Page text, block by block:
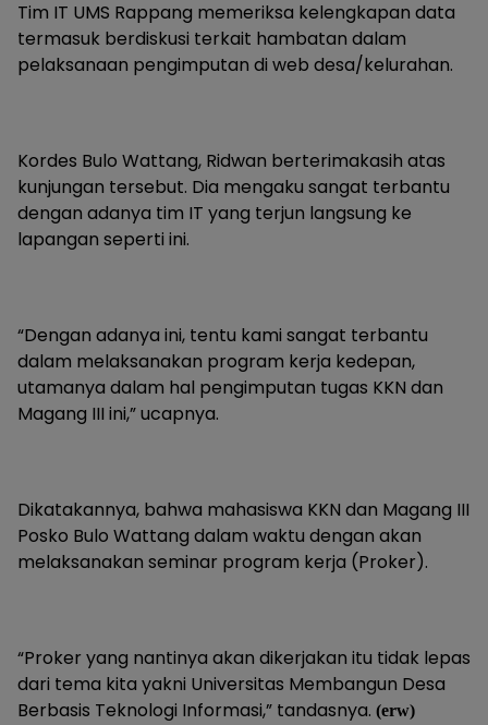
Tim IT UMS Rappang memeriksa kelengkapan data
termasuk berdiskusi terkait hambatan dalam
pelaksanaan pengimputan di web desa/kelurahan.
Kordes Bulo Wattang, Ridwan berterimakasih atas
kunjungan tersebut. Dia mengaku sangat terbantu
dengan adanya tim IT yang terjun langsung ke
lapangan seperti ini.
“Dengan adanya ini, tentu kami sangat terbantu
dalam melaksanakan program kerja kedepan,
utamanya dalam hal pengimputan tugas KKN dan
Magang III ini,” ucapnya.
Dikatakannya, bahwa mahasiswa KKN dan Magang III
Posko Bulo Wattang dalam waktu dengan akan
melaksanakan seminar program kerja (Proker).
“Proker yang nantinya akan dikerjakan itu tidak lepas
dari tema kita yakni Universitas Membangun Desa
Berbasis Teknologi Informasi,” tandasnya. (erw)